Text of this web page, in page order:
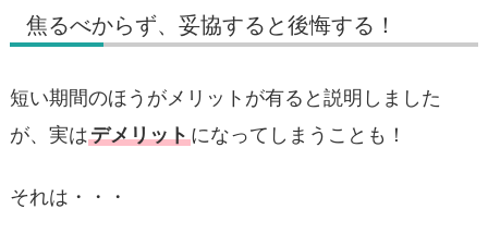
焦るべからず、妥協すると後悔する！
短い期間のほうがメリットが有ると説明しました
が、実はデメリットになってしまうことも！
それは・・・